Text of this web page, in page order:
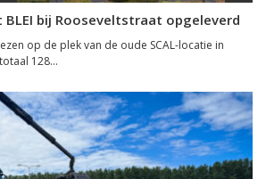
bij Rooseveltstraat opgeleverd
op de plek van de oude SCAL-locatie in
128...